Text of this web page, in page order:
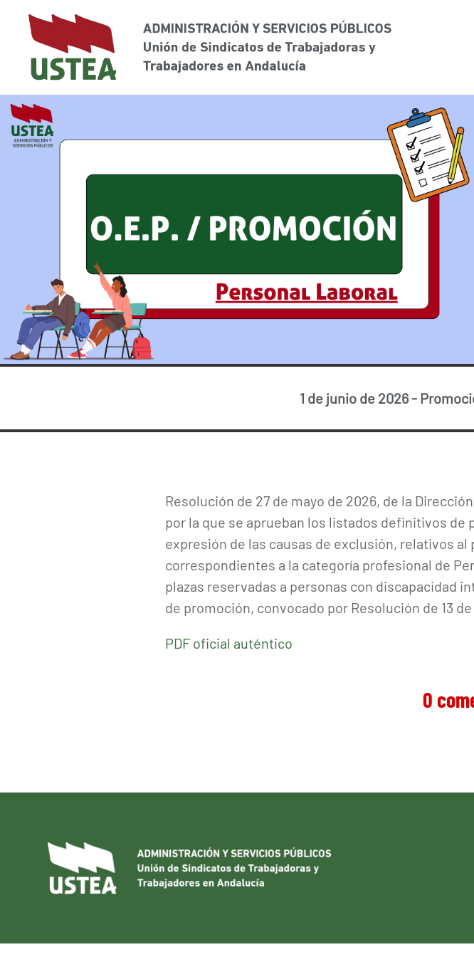
1 de junio de 2026-
Resolución de 27 de mayo de 2026, de la
por la que se aprueban los listados definitivos
expresión de las causas de exclusión, relativos
correspondientes a la categoría profesional de
plazas reservadas a personas con discapacidad
de promoción, convocado por Resolución de 13 de
PDF oficial auténtico
0